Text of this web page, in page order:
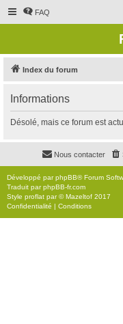
FAQ
Index du forum
Informations
Désolé, mais ce forum est
Nous contacter
Développé parphpBB® Forum
Traduit parphpBB-fr.com
Style proflat par ©Mazeltof 2017
Confidentialité | Conditions